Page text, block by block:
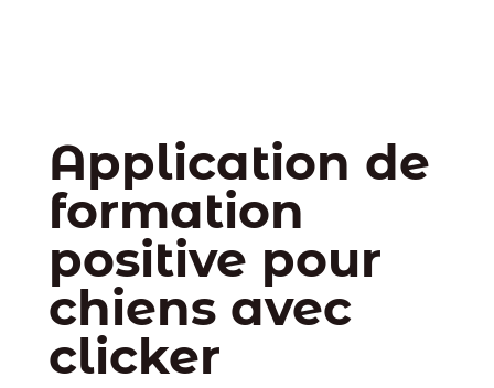
Application de
formation
positive pour
chiens avec
clicker